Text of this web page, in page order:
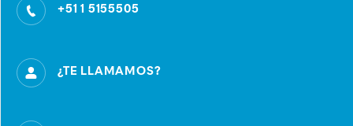
+51 1 5155505
¿TE LLAMAMOS?